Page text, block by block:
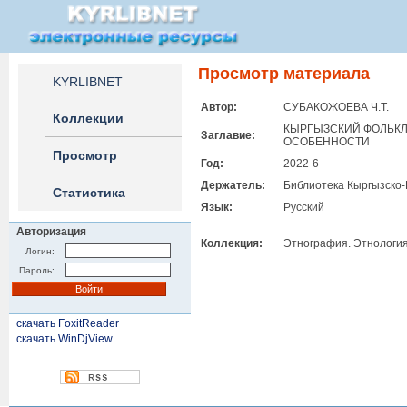
KYRLIBNET
Коллекции
Просмотр
Статистика
Авторизация
Логин:
Пароль:
скачать FoxitReader
скачать WinDjView
Просмотр материала
Автор: СУБАКОЖОЕВА Ч.Т.
Заглавие:
КЫРГЫЗСКИЙ
ОСОБЕННОСТИ
Год:
2022-6
Держатель:
Библиотека
Язык:
Русский
Коллекция: Этнография.